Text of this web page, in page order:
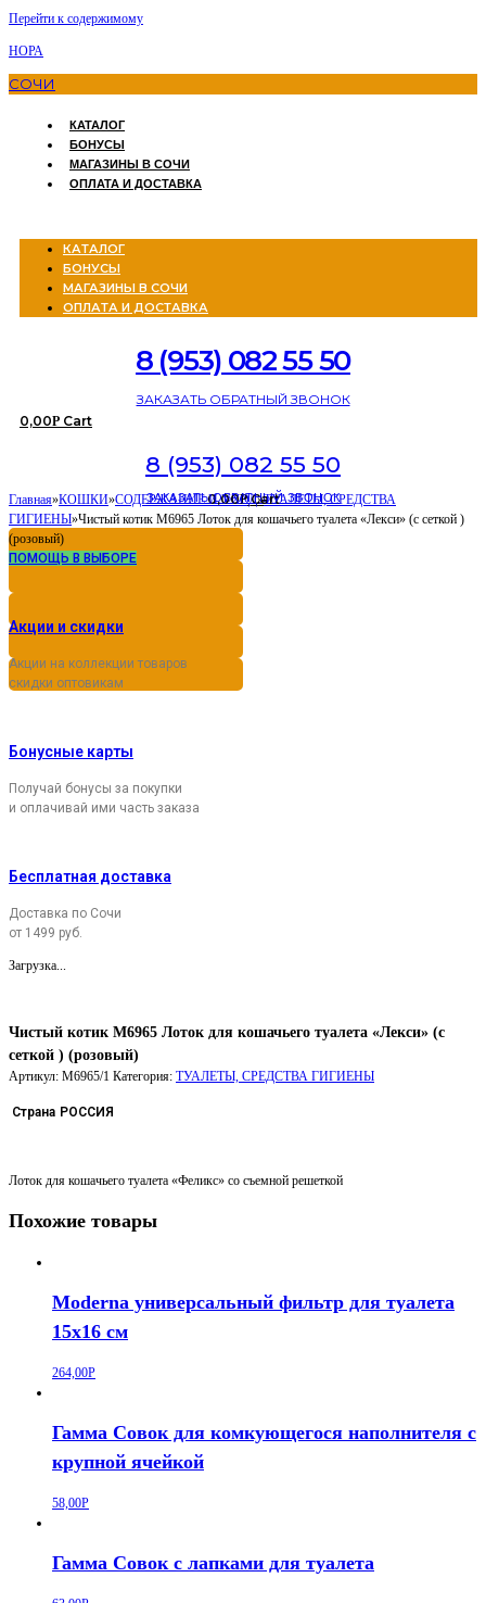
Перейти к содержимому
НОРА
СОЧИ
КАТАЛОГ
БОНУСЫ
МАГАЗИНЫ В СОЧИ
ОПЛАТА И ДОСТАВКА
КАТАЛОГ
БОНУСЫ
МАГАЗИНЫ В СОЧИ
ОПЛАТА И ДОСТАВКА
8 (953) 082 55 50
ЗАКАЗАТЬ ОБРАТНЫЙ ЗВОНОК
0,00Р Cart
8 (953) 082 55 50
ЗАКАЗАТЬ ОБРАТНЫЙ ЗВОНОК
0,00Р Cart
Главная»КОШКИ»СОДЕРЖАНИЕ И УХОД»ТУАЛЕТЫ, СРЕДСТВА
ГИГИЕНЫ»Чистый котик М6965 Лоток для кошачьего туалета «Лекси» (с сеткой )
(розовый)
ПОМОЩЬ В ВЫБОРЕ
Акции и скидки
Акции на коллекции товаров
скидки оптовикам
Бонусные карты
Получай бонусы за покупки
и оплачивай ими часть заказа
Бесплатная доставка
Доставка по Сочи
от 1499 руб.
Загрузка...
Чистый котик М6965 Лоток для кошачьего туалета «Лекси» (с
сеткой ) (розовый)
Артикул: М6965/1 Категория: ТУАЛЕТЫ, СРЕДСТВА ГИГИЕНЫ
Страна РОССИЯ
Лоток для кошачьего туалета «Феликс» со съемной решеткой
Похожие товары
Moderna универсальный фильтр для туалета
15х16 см
264,00Р
Гамма Совок для комкующегося наполнителя с
крупной ячейкой
58,00Р
Гамма Совок с лапками для туалета